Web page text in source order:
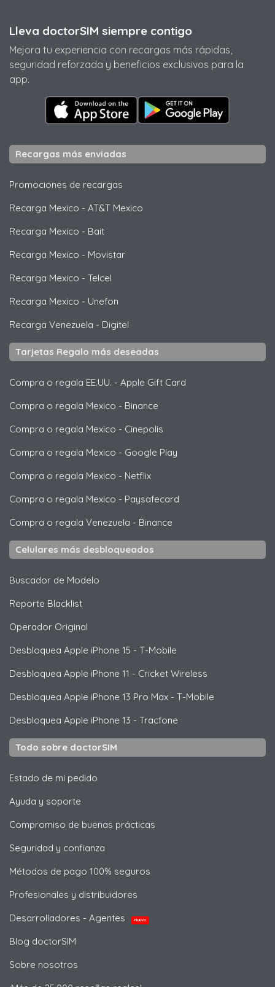
Lleva doctorSIM siempre contigo
Mejora tu experiencia con recargas más rápidas,
seguridad reforzada y beneficios exclusivos para la
app.
Recargas más enviadas
Promociones de recargas
Recarga Mexico - AT&T Mexico
Recarga Mexico - Bait
Recarga Mexico - Movistar
Recarga Mexico - Telcel
Recarga Mexico - Unefon
Recarga Venezuela - Digitel
Tarjetas Regalo más deseadas
Compra o regala EE.UU. - Apple Gift Card
Compra o regala Mexico - Binance
Compra o regala Mexico - Cinepolis
Compra o regala Mexico - Google Play
Compra o regala Mexico - Netflix
Compra o regala Mexico - Paysafecard
Compra o regala Venezuela - Binance
Celulares más desbloqueados
Buscador de Modelo
Reporte Blacklist
Operador Original
Desbloquea Apple iPhone 15 - T-Mobile
Desbloquea Apple iPhone 11 - Cricket Wireless
Desbloquea Apple iPhone 13 Pro Max - T-Mobile
Desbloquea Apple iPhone 13 - Tracfone
Todo sobre doctorSIM
Estado de mi pedido
Ayuda y soporte
Compromiso de buenas prácticas
Seguridad y confianza
Métodos de pago 100% seguros
Profesionales y distribuidores
Desarrolladores - Agentes
NUEVO
Blog doctorSIM
Sobre nosotros